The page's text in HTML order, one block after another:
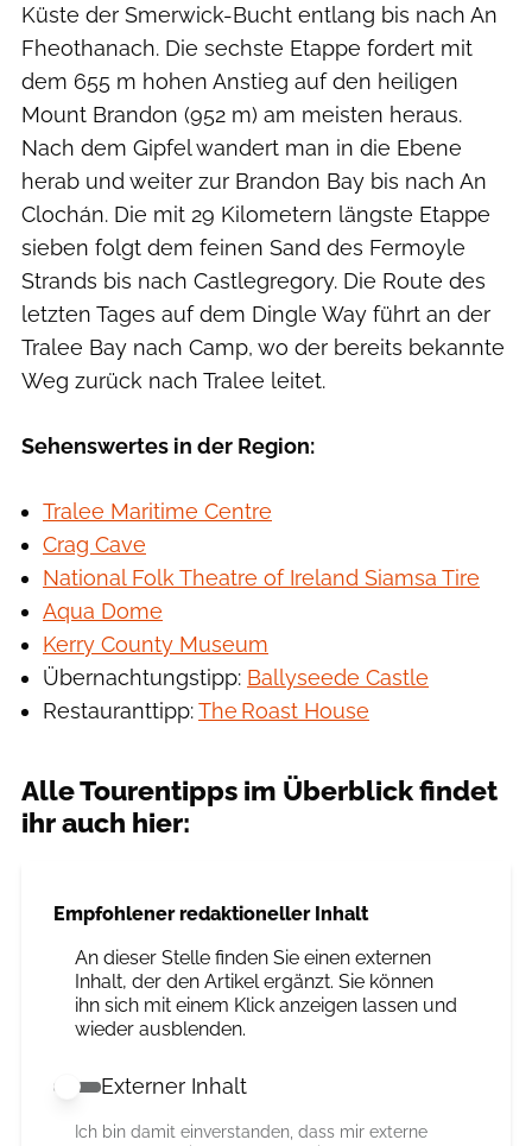
Küste der Smerwick-Bucht entlang bis nach An
Fheothanach. Die sechste Etappe fordert mit
dem 655 m hohen Anstieg auf den heiligen
Mount Brandon (952 m) am meisten heraus.
Nach dem Gipfel wandert man in die Ebene
herab und weiter zur Brandon Bay bis nach An
Clochán. Die mit 29 Kilometern längste Etappe
sieben folgt dem feinen Sand des Fermoyle
Strands bis nach Castlegregory. Die Route des
letzten Tages auf dem Dingle Way führt an der
Tralee Bay nach Camp, wo der bereits bekannte
Weg zurück nach Tralee leitet.
Sehenswertes in der Region:
Tralee Maritime Centre
Crag Cave
National Folk Theatre of Ireland Siamsa Tire
Aqua Dome
Kerry County Museum
Übernachtungstipp: Ballyseede Castle
Restauranttipp:The Roast House
Alle Tourentipps im Überblick findet
ihr auch hier:
Empfohlener redaktioneller Inhalt
An dieser Stelle finden Sie einen externen
Inhalt, der den Artikel ergänzt. Sie können
ihn sich mit einem Klick anzeigen lassen und
wieder ausblenden.
Externer Inhalt erlauben
Externer Inhalt
Ich bin damit einverstanden, dass mir externe